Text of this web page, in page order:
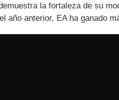
la fortaleza de su
año anterior, EA ha ganado